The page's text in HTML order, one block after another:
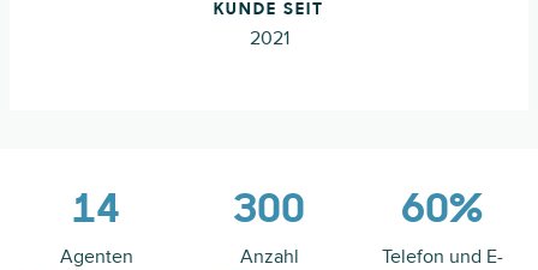
KUNDE SEIT
2021
14
Agenten
300
Anzahl
60%
Telefon und E-